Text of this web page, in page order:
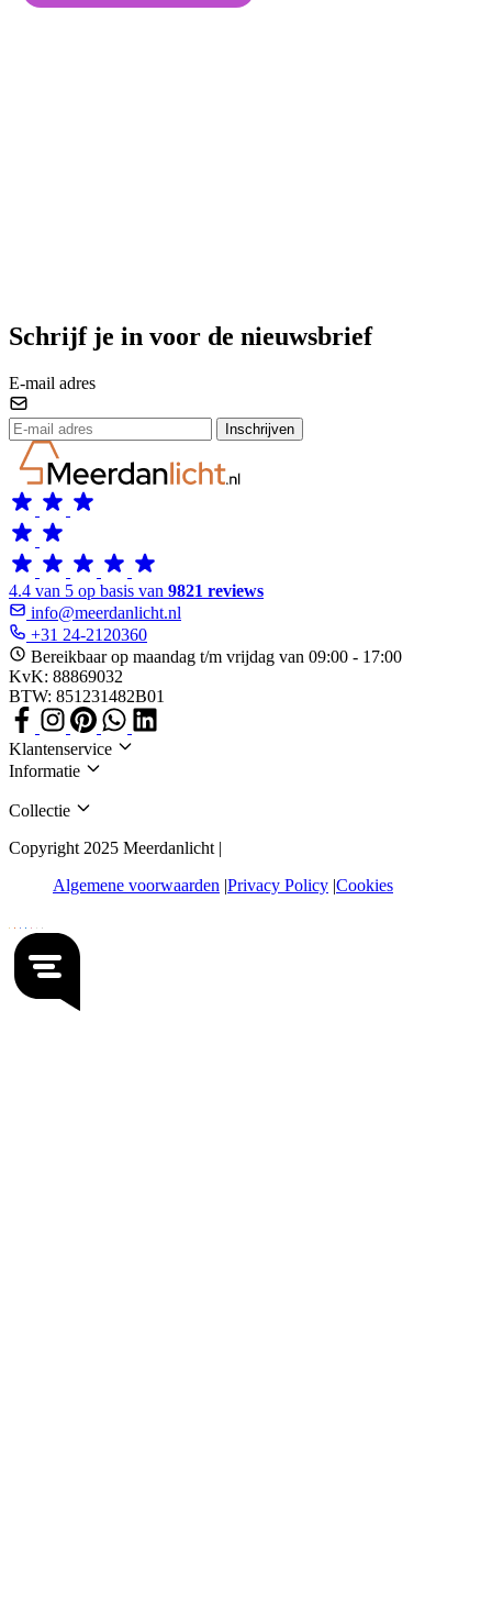
Schrijf je in voor de nieuwsbrief
E-mail adres
Inschrijven
4.4 van 5 op basis van 9821 reviews
info@meerdanlicht.nl
+31 24-2120360
Bereikbaar op maandag t/m vrijdag van 09:00 - 17:00
KvK: 88869032
BTW: 851231482B01
Klantenservice
Informatie
Collectie
Copyright 2025 Meerdanlicht |
Algemene voorwaarden Privacy Policy Cookies